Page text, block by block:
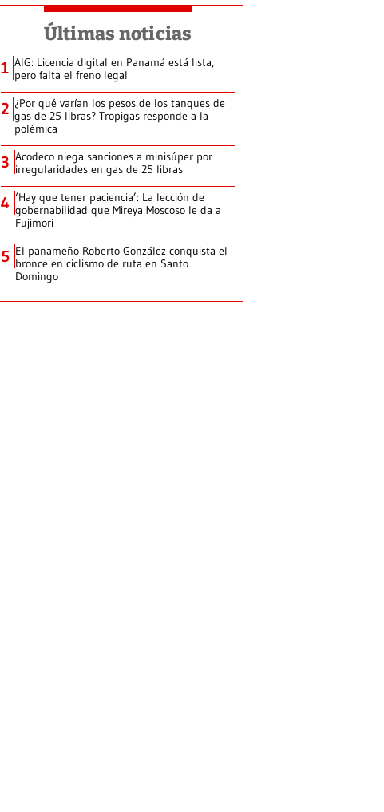
Últimas noticias
1 AIG: Licencia digital en Panamá está lista,
pero falta el freno legal
2 ¿Por qué varían los pesos de los tanques de
gas de 25 libras? Tropigas responde a la
polémica
3 Acodeco niega sanciones a minisúper por
irregularidades en gas de 25 libras
4 ‘Hay que tener paciencia’: La lección de
gobernabilidad que Mireya Moscoso le da a
Fujimori
5 El panameño Roberto González conquista el
bronce en ciclismo de ruta en Santo
Domingo